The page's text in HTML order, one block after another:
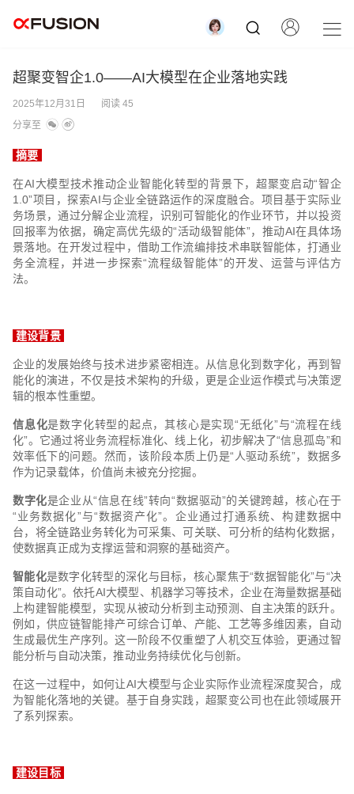
超聚变智企1.0——AI大模型在企业落地实践
2025年12月31日
阅读 45
分享至
摘要
在AI大模型技术推动企业智能化转型的背景下，超聚变启动“智企
1.0”项目，探索AI与企业全链路运作的深度融合。项目基于实际业
务场景，通过分解企业流程，识别可智能化的作业环节，并以投资
回报率为依据，确定高优先级的“活动级智能体”，推动AI在具体场
景落地。在开发过程中，借助工作流编排技术串联智能体，打通业
务全流程，并进一步探索“流程级智能体”的开发、运营与评估方
法。
建设背景
企业的发展始终与技术进步紧密相连。从信息化到数字化，再到智
能化的演进，不仅是技术架构的升级，更是企业运作模式与决策逻
辑的根本性重塑。
信息化是数字化转型的起点，其核心是实现“无纸化”与“流程在线
化”。它通过将业务流程标准化、线上化，初步解决了“信息孤岛”和
效率低下的问题。然而，该阶段本质上仍是“人驱动系统”，数据多
作为记录载体，价值尚未被充分挖掘。
数字化是企业从“信息在线”转向“数据驱动”的关键跨越，核心在于
“业务数据化”与“数据资产化”。企业通过打通系统、构建数据中
台，将全链路业务转化为可采集、可关联、可分析的结构化数据，
使数据真正成为支撑运营和洞察的基础资产。
智能化是数字化转型的深化与目标，核心聚焦于“数据智能化”与“决
策自动化”。依托AI大模型、机器学习等技术，企业在海量数据基础
上构建智能模型，实现从被动分析到主动预测、自主决策的跃升。
例如，供应链智能排产可综合订单、产能、工艺等多维因素，自动
生成最优生产序列。这一阶段不仅重塑了人机交互体验，更通过智
能分析与自动决策，推动业务持续优化与创新。
在这一过程中，如何让AI大模型与企业实际作业流程深度契合，成
为智能化落地的关键。基于自身实践，超聚变公司也在此领域展开
了系列探索。
建设目标